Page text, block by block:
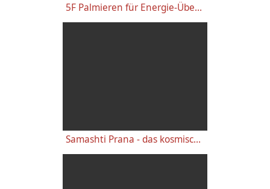
5F Palmieren für Energie-Übertragung und Prana-Heilung - Kurze Praxis Pranayama
Samashti Prana - das kosmische Prana - Sanskrit Wörterbuch